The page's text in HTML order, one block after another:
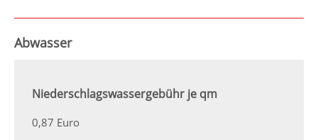
Abwasser
Niederschlagswassergebühr je qm
0,87 Euro